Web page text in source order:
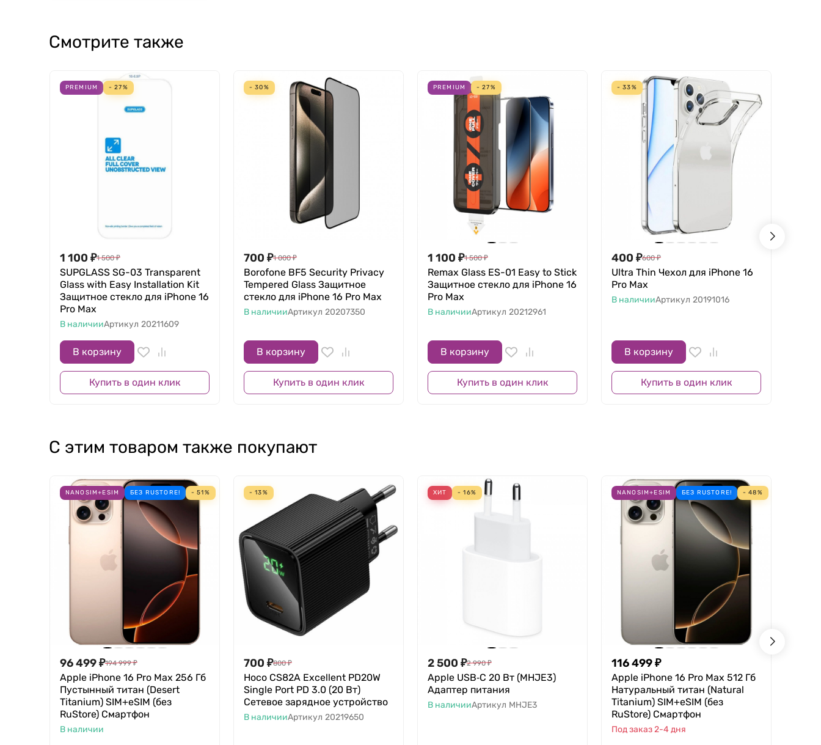
Смотрите также
PREMIUM - 27%
1 100 ₽1 500 ₽
SUPGLASS SG-03 Transparent
Glass with Easy Installation Kit
Защитное стекло для iPhone 16
Pro Max
В наличииАртикул 20211609
В корзину
Купить в один клик
- 30%
700 ₽1 000 ₽
Borofone BF5 Security Privacy
Tempered Glass Защитное
стекло для iPhone 16 Pro Max
В наличииАртикул 20207350
В корзину
Купить в один клик
PREMIUM - 27%
1 100 ₽1 500 ₽
Remax Glass ES-01 Easy to Stick
Защитное стекло для iPhone 16
Pro Max
В наличииАртикул 20212961
В корзину
Купить в один клик
- 33%
400 ₽600 ₽
Ultra Thin Чехол для iPhone 16
Pro Max
В наличииАртикул 20191016
В корзину
Купить в один клик
С этим товаром также покупают
NANOSIM+ESIM БЕЗ RUSTORE! - 51%
96 499₽194 999 ₽
Apple iPhone 16 Pro Max 256 Гб
Пустынный титан (Desert
Titanium) SIM+eSIM (без
RuStore) Смартфон
В наличии
- 13%
700 ₽800 ₽
Hoco CS82A Excellent PD20W
Single Port PD 3.0 (20 Вт)
Сетевое зарядное устройство
В наличииАртикул 20219650
ХИТ - 16%
2 500 ₽2 990 ₽
Apple USB‑C 20 Вт (MHJE3)
Адаптер питания
В наличииАртикул MHJE3
NANOSIM+ESIM БЕЗ RUSTORE! - 48%
116 499₽
Apple iPhone 16 Pro Max 512 Гб
Натуральный титан (Natural
Titanium) SIM+eSIM (без
RuStore) Смартфон
Под заказ 2-4 дня